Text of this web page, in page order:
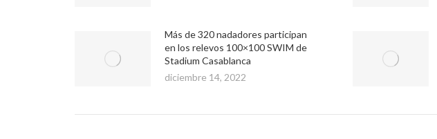
Más de 320 nadadores participan
en los relevos 100×100 SWIM de
Stadium Casablanca
diciembre 14, 2022